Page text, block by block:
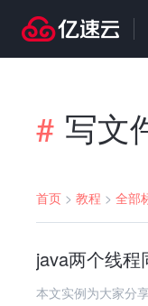
# 写文
首页 > 教程 > 全部
java两个线
本文实例为大家分